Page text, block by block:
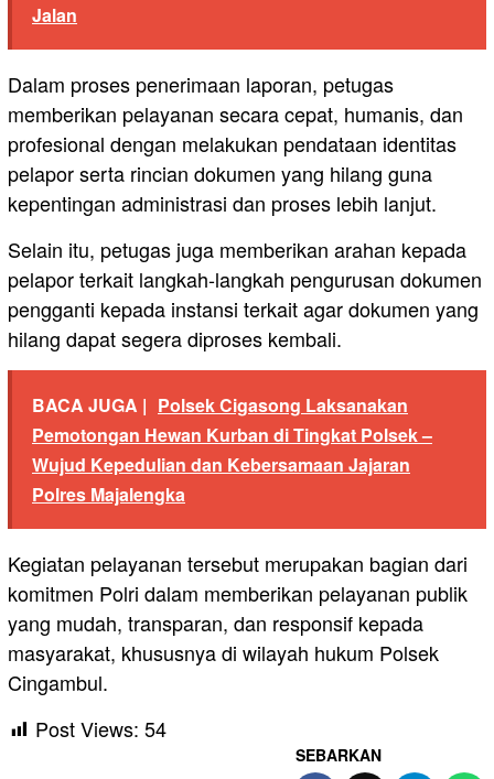
Jalan
Dalam proses penerimaan laporan, petugas
memberikan pelayanan secara cepat, humanis, dan
profesional dengan melakukan pendataan identitas
pelapor serta rincian dokumen yang hilang guna
kepentingan administrasi dan proses lebih lanjut.
Selain itu, petugas juga memberikan arahan kepada
pelapor terkait langkah-langkah pengurusan dokumen
pengganti kepada instansi terkait agar dokumen yang
hilang dapat segera diproses kembali.
BACA JUGA | Polsek Cigasong Laksanakan
Pemotongan Hewan Kurban di Tingkat Polsek –
Wujud Kepedulian dan Kebersamaan Jajaran
Polres Majalengka
Kegiatan pelayanan tersebut merupakan bagian dari
komitmen Polri dalam memberikan pelayanan publik
yang mudah, transparan, dan responsif kepada
masyarakat, khususnya di wilayah hukum Polsek
Cingambul.
Post Views: 54
SEBARKAN